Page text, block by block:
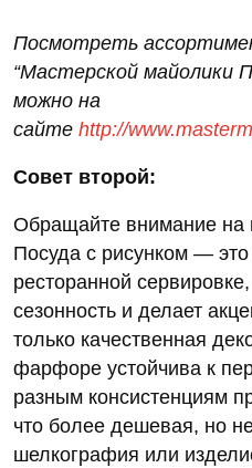
Посмотреть
“Мастерской майолики
можно на
сайте http://
Совет второй:
Обращайте внимание на
Посуда с рисунком —
ресторанной
сезонность и делает
только качественная
фарфоре устойчива к
разным консистенциям
что более дешевая, но
шелкография или